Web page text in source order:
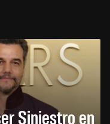
Siniestro en